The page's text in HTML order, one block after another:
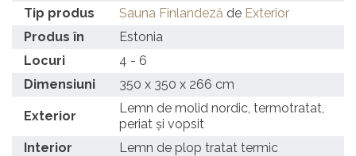
Tip produs
Sauna Finlandeză de Exterior
Produs în
Estonia
Locuri
4 - 6
Dimensiuni
350 x 350 x 266 cm
Exterior
Lemn de molid nordic, termotratat,
periat și vopsit
Interior
Lemn de plop tratat termic